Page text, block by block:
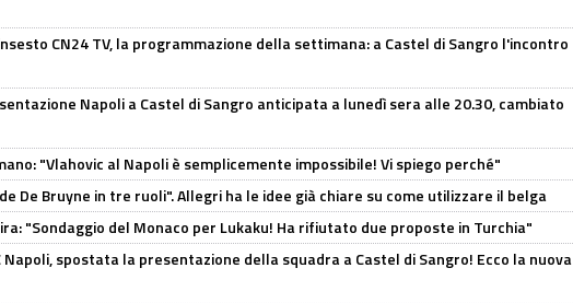
CN24 TV, la programmazione della settimana: a Castel di Sangro l'incontro
Napoli a Castel di Sangro anticipata a lunedì sera alle 20.30, cambiato
"Vlahovic al Napoli è semplicemente impossibile! Vi spiego perché"
De Bruyne in tre ruoli". Allegri ha le idee già chiare su come utilizzare il belga
"Sondaggio del Monaco per Lukaku! Ha rifiutato due proposte in Turchia"
Napoli, spostata la presentazione della squadra a Castel di Sangro! Ecco la nuova